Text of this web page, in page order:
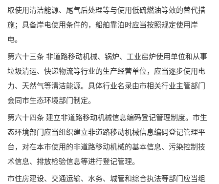
取使用清洁能源、尾气后处理等与使用低硫燃油等效的替代措
施；具备岸电使用条件的，船舶靠泊时应当按照规定使用岸
电。
第六十三条 非道路移动机械、锅炉、工业窑炉使用单位和从事
垃圾清运、快递物流等行业的生产经营单位，应当逐步使用电
力、天然气等清洁能源。具体行业名录由市相关行业主管部门
会同市生态环境部门制定。
第六十四条 建立非道路移动机械信息编码登记管理制度。市生
态环境部门应当组织建立非道路移动机械信息编码登记管理平
台，对在本市使用的非道路移动机械的基本信息、污染控制技
术信息、排放检验信息等进行登记管理。
市住房建设、交通运输、水务、城管和综合执法等部门应当组